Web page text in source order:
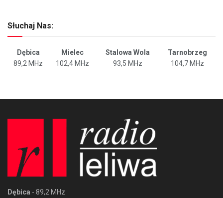
Słuchaj Nas:
Dębica Mielec Stalowa Wola
Tarnobrzeg
89,2 MHz
102,4 MHz 93,5 MHz 104,7 MHz
Dębica - 89,2 MHz